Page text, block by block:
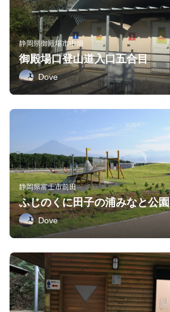
静岡県御殿場市中畑
御殿場口登山道入口五合目
Dove
静岡県富士市前田
ふじのくに田子の浦みなと公園
Dove